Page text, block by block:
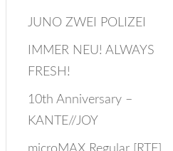
JUNO ZWEI POLIZEI
IMMER NEU! ALWAYS
FRESH!
10th Anniversary –
KANTE//JOY